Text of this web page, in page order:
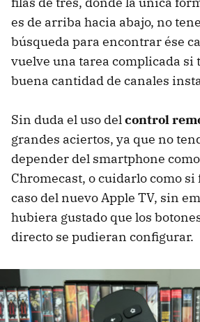
es de arriba hacia abajo, no
búsqueda para encontrar ése
vuelve una tarea complicada si
buena cantidad de canales
Sin duda el uso delcontrol
grandes aciertos, ya que no
depender del smartphone
Chromecast, o cuidarlo como si
caso del nuevo Apple TV, sin
hubiera gustado que los
directo se pudieran configurar.